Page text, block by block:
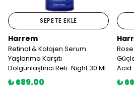
SEPETE EKLE
Harrem
Retinol & Kolajen Serum
Yaşlanma Karşıtı
Dolgunlaştırıcı Reti-Night 30 Ml
₺ 689.00
Acid
₺